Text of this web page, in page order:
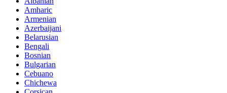
Amharic
Armenian
Azerbaijani
Belarusian
Bengali
Bosnian
Bulgarian
Cebuano
Chichewa